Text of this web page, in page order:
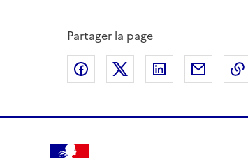
Partager la page
Partager sur Facebook
Partager sur XPartager sur